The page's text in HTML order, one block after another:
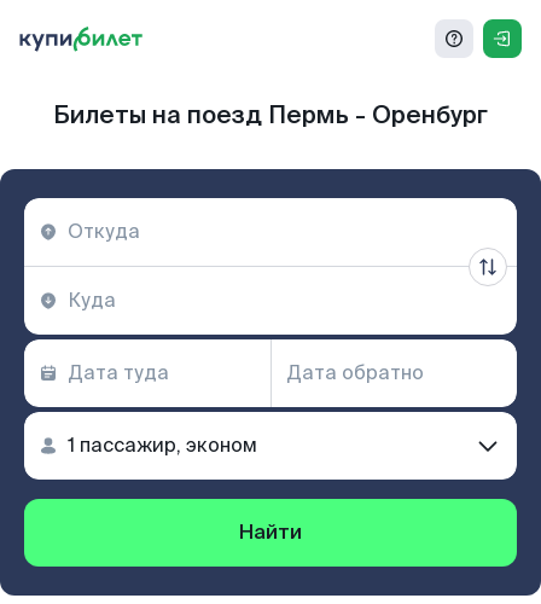
Билеты на поезд Пермь - Оренбург
Найти